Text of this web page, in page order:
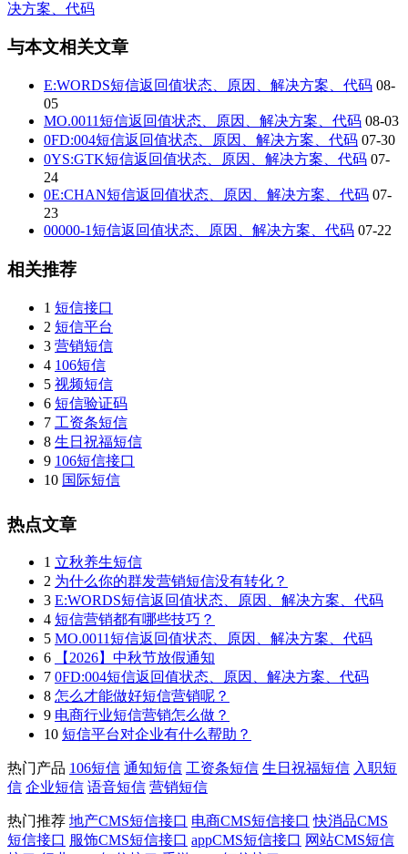
决方案、代码
与本文相关文章
E:WORDS短信返回值状态、原因、解决方案、代码 08-
05
MO.0011短信返回值状态、原因、解决方案、代码 08-03
0FD:004短信返回值状态、原因、解决方案、代码 07-30
0YS:GTK短信返回值状态、原因、解决方案、代码 07-
24
0E:CHAN短信返回值状态、原因、解决方案、代码 07-
23
00000-1短信返回值状态、原因、解决方案、代码 07-22
相关推荐
1 短信接口
2 短信平台
3 营销短信
4 106短信
5 视频短信
6 短信验证码
7 工资条短信
8 生日祝福短信
9 106短信接口
10 国际短信
热点文章
1 立秋养生短信
2 为什么你的群发营销短信没有转化？
3 E:WORDS短信返回值状态、原因、解决方案、代码
4 短信营销都有哪些技巧？
5 MO.0011短信返回值状态、原因、解决方案、代码
6
【2026】中秋节放假通知
7 0FD:004短信返回值状态、原因、解决方案、代码
8 怎么才能做好短信营销呢？
9 电商行业短信营销怎么做？
10 短信平台对企业有什么帮助？
热门产品 106短信 通知短信 工资条短信 生日祝福短信 入职短
信 企业短信 语音短信 营销短信
热门推荐 地产CMS短信接口 电商CMS短信接口 快消品CMS
短信接口 服饰CMS短信接口 appCMS短信接口 网站CMS短信